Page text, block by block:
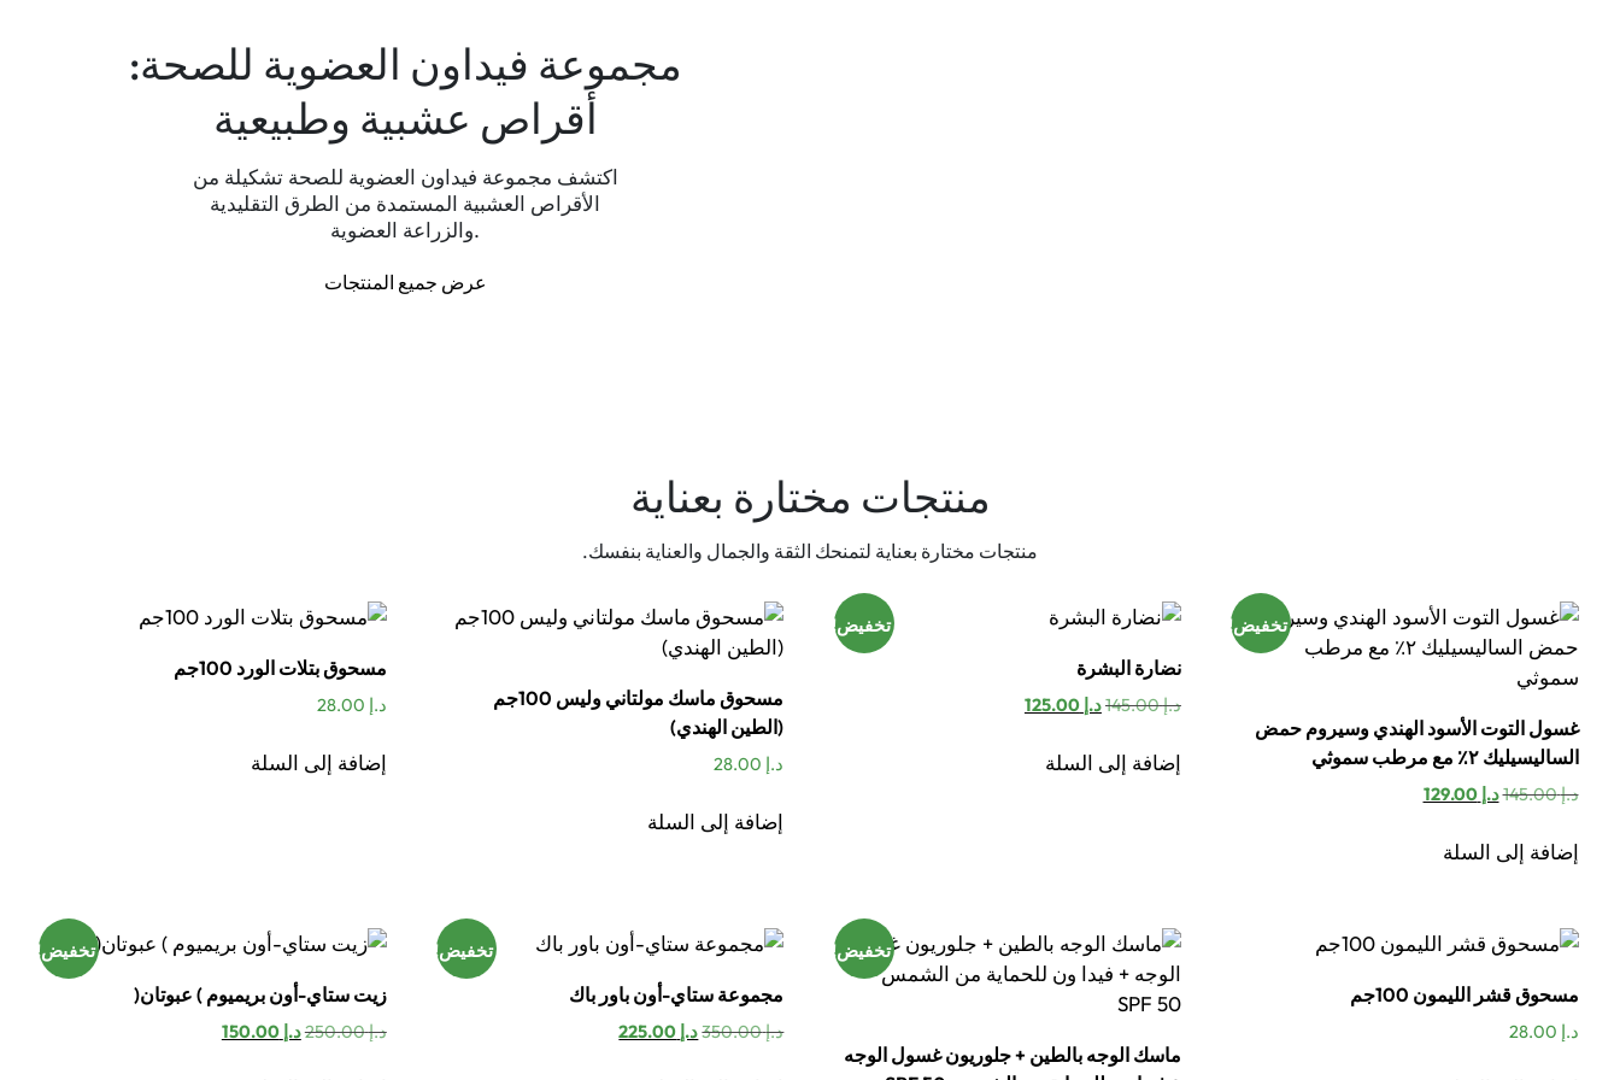
مجموعة فيداون العضوية للصحة:
أقراص عشبية وطبيعية
اكتشف مجموعة فيداون العضوية للصحة تشكيلة من
الأقراص العشبية المستمدة من الطرق التقليدية
والزراعة العضوية.
عرض جميع المنتجات
منتجات مختارة بعناية
منتجات مختارة بعناية لتمنحك الثقة والجمال والعناية بنفسك.
تخفيض!
غسول التوت الأسود الهندي وسيروم حمض
الساليسيليك ٢٪ مع مرطب سموثي
د.إ145.00
السعر
هو:
د.إ 145.00.
د.إ 129.00
السعر
إضافة إلى السلة
تخفيض!
نضارة البشرة
د.إ145.00
السعر
هو:
د.إ 145.00.
د.إ 125.00
السعر
إضافة إلى السلة
مسحوق ماسك مولتاني وليس 100جم
(الطين الهندي)
د.إ
إضافة إلى السلة
مسحوق بتلات الورد 100جم
د.إ
إضافة إلى السلة
مسحوق قشر الليمون 100جم
د.إ
تخفيض!
ماسك الوجه بالطين + جلوريون غسول الوجه
تخفيض!
مجموعة ستاي-أون باور باك
د.إ350.00
السعر
د.إ
السعر
تخفيض!
زيت ستاي-أون بريميوم ) عبوتان(
د.إ250.00
السعر
د.إ 150.00
السعر